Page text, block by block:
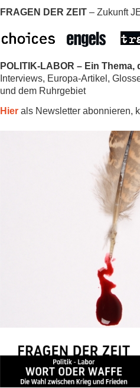
FRAGEN DER ZEIT – Zukunft
POLITIK-LABOR – Ein
Interviews, Europa-Artikel,
und dem Ruhrgebiet
Hier als Newsletter abonnieren,